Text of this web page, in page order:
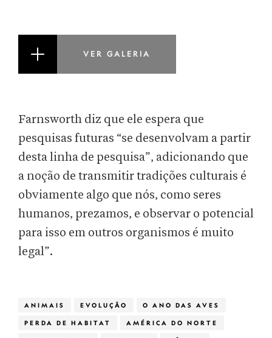
VER GALERIA
Farnsworth diz que ele espera que
pesquisas futuras “se desenvolvam a partir
desta linha de pesquisa”, adicionando que
a noção de transmitir tradições culturais é
obviamente algo que nós, como seres
humanos, prezamos, e observar o potencial
para isso em outros organismos é muito
legal”.
ANIMAIS EVOLUÇÃO O ANO DAS AVES
PERDA DE HABITAT AMÉRICA DO NORTE